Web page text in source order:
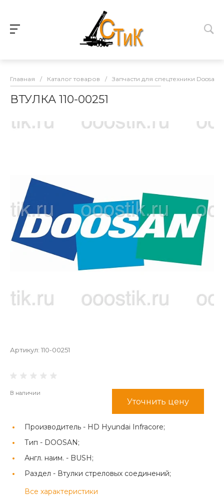
Главная / Каталог товаров / Запчасти для спецтехники Doosan
ВТУЛКА 110-00251
Артикул: 110-00251
В наличии
Уточнить цену
Производитель - HD Hyundai Infracore;
Тип - DOOSAN;
Англ. наим. - BUSH;
Раздел - Втулки стреловых соединений;
Все характеристики